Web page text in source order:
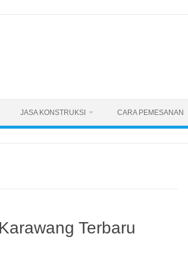
JASA KONSTRUKSI CARA PEMESANAN
Terbaru